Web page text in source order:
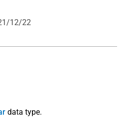
12/22
data type.